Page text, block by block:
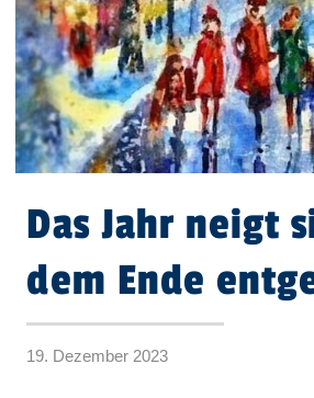
Das Jahr neigt
dem Ende
19. Dezember 2023